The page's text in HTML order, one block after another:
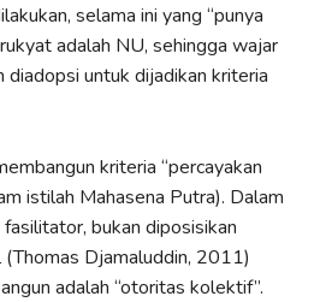
selama ini yang “punya
adalah NU, sehingga wajar
diadopsi untuk dijadikan kriteria
kriteria “percayakan
istilah Mahasena Putra). Dalam
bukan diposisikan
Djamaluddin, 2011)
adalah “otoritas kolektif”.